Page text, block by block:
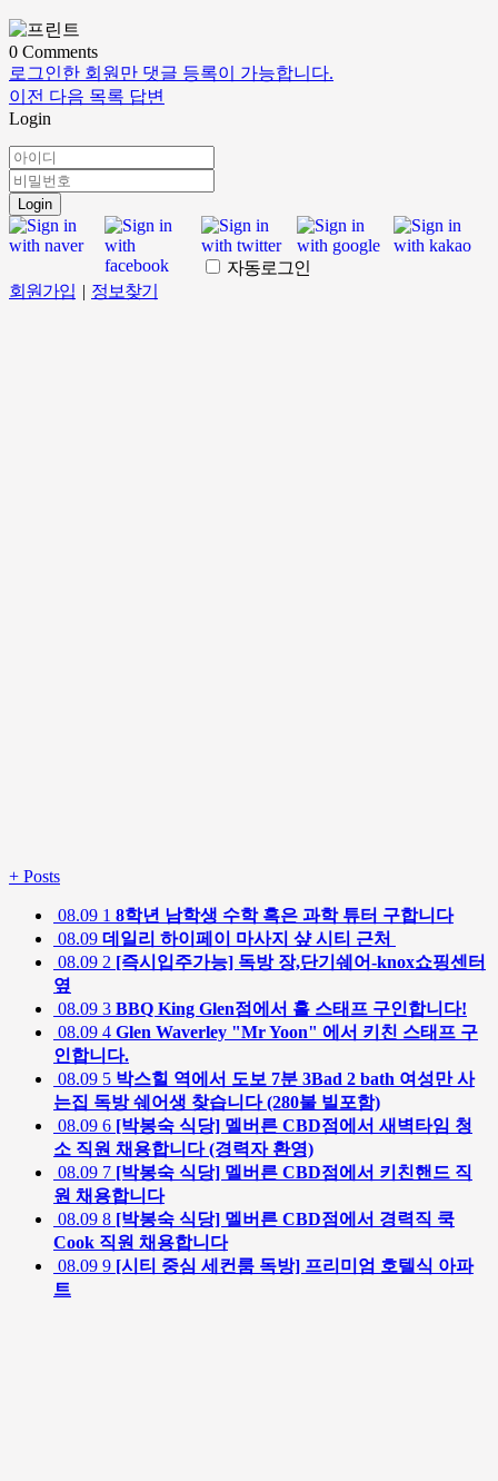
0 Comments
로그인한 회원만 댓글 등록이 가능합니다.
이전 다음 목록 답변
Login
Login
자동로그인
회원가입 | 정보찾기
+ Posts
08.09 1 8학년 남학생 수학 혹은 과학 튜터 구합니다
08.09 데일리 하이페이 마사지 샾 시티 근처
08.09 2 [즉시입주가능] 독방 장,단기쉐어-knox쇼핑센터
옆
08.09 3 BBQ King Glen점에서 홀 스태프 구인합니다!
08.09 4 Glen Waverley "Mr Yoon" 에서 키친 스태프 구
인합니다.
08.09 5 박스힐 역에서 도보 7분 3Bad 2 bath 여성만 사
는집 독방 쉐어생 찾습니다 (280불 빌포함)
08.09 6 [박봉숙 식당] 멜버른 CBD점에서 새벽타임 청
소 직원 채용합니다 (경력자 환영)
08.09 7 [박봉숙 식당] 멜버른 CBD점에서 키친핸드 직
원 채용합니다
08.09 8 [박봉숙 식당] 멜버른 CBD점에서 경력직 쿡
Cook 직원 채용합니다
08.09 9 [시티 중심 세컨룸 독방] 프리미엄 호텔식 아파
트